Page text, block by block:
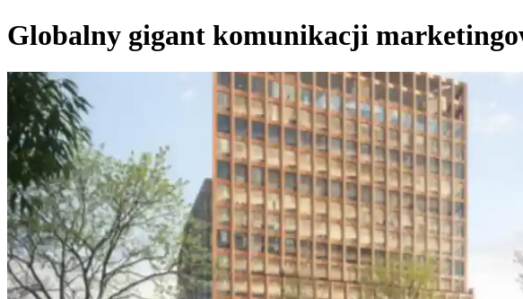
Globalny gigant komunikacji